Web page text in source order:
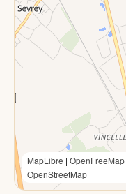
MapLibre | OpenFreeMap
OpenStreetMap